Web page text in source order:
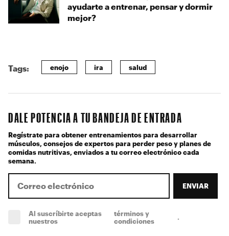
ayudarte a entrenar, pensar y dormir
mejor?
Tags: enojo ira salud
DALE POTENCIA A TU BANDEJA DE ENTRADA
Regístrate para obtener entrenamientos para desarrollar
músculos, consejos de expertos para perder peso y planes de
comidas nutritivas, enviados a tu correo electrónico cada
semana.
ENVIAR
Al suscríbirte aceptas
nuestros
términos y
condiciones
.